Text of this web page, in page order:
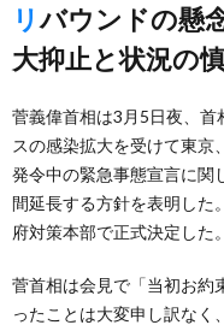
リバウンドの懸念強調、「2週間は感染拡
大抑止と状況の
菅義偉首相は3月5日夜、
スの感染拡大を受けて東京
発令中の緊急事態宣言に関
間延長する方針を表明した
府対策本部で正式決定した。
菅首相は会見で「当初お約
ったことは大変申し訳なく